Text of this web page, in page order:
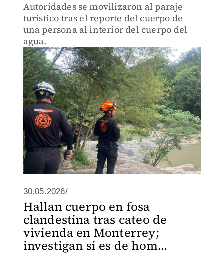
Autoridades se movilizaron al paraje
turístico tras el reporte del cuerpo de
una persona al interior del cuerpo del
agua.
30.05.2026/
Hallan cuerpo en fosa
clandestina tras cateo de
vivienda en Monterrey;
investigan si es de hom...